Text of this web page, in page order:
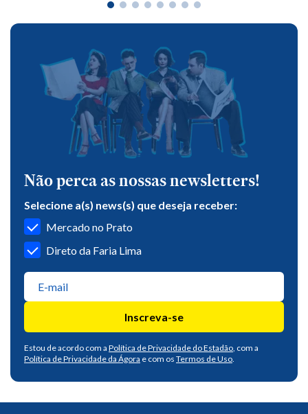
Não perca as nossas newsletters!
Selecione a(s) news(s) que deseja receber:
Mercado no Prato
Direto da Faria Lima
Inscreva-se
Estou de acordo com a Política de Privacidade do Estadão, com a
Política de Privacidade da Ágora e com os Termos de Uso.